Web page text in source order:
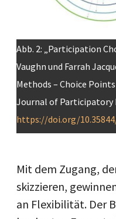
Abb. 2: „Participation
Vaughn und Farrah
Methods – Choice
Journal of Participatory
https://doi.org/
Mit dem Zugang,
skizzieren,
an Flexibilität. Der